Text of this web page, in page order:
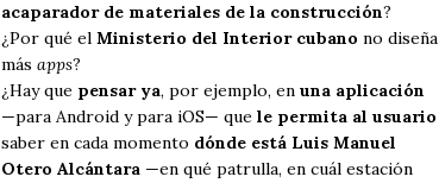
acaparador de materiales de la construcción?
¿Por qué el Ministerio del Interior cubano no diseña
más apps?
¿Hay que pensar ya, por ejemplo, en una aplicación
—para Android y para iOS— que le permita al usuario
saber en cada momento dónde está Luis Manuel
Otero Alcántara —en qué patrulla, en cuál estación